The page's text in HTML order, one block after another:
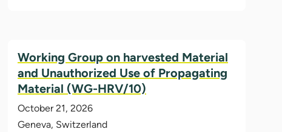
Working Group on harvested Material
and Unauthorized Use of Propagating
Material (WG-HRV/10)
October 21, 2026
Geneva, Switzerland